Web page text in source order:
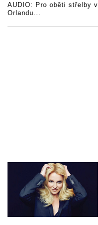
AUDIO: Pro oběti střelby v
Orlandu...